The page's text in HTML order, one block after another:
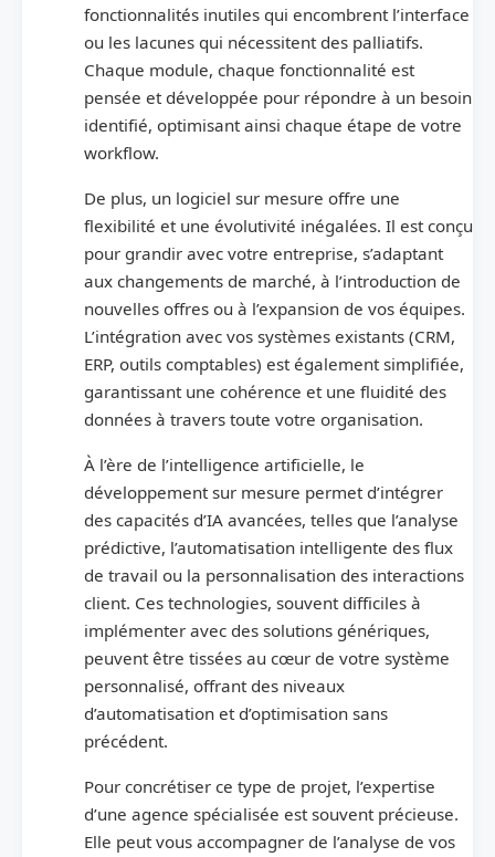
fonctionnalités inutiles qui encombrent l’interface
ou les lacunes qui nécessitent des palliatifs.
Chaque module, chaque fonctionnalité est
pensée et développée pour répondre à un besoin
identifié, optimisant ainsi chaque étape de votre
workflow.
De plus, un logiciel sur mesure offre une
flexibilité et une évolutivité inégalées. Il est conçu
pour grandir avec votre entreprise, s’adaptant
aux changements de marché, à l’introduction de
nouvelles offres ou à l’expansion de vos équipes.
L’intégration avec vos systèmes existants (CRM,
ERP, outils comptables) est également simplifiée,
garantissant une cohérence et une fluidité des
données à travers toute votre organisation.
À l’ère de l’intelligence artificielle, le
développement sur mesure permet d’intégrer
des capacités d’IA avancées, telles que l’analyse
prédictive, l’automatisation intelligente des flux
de travail ou la personnalisation des interactions
client. Ces technologies, souvent difficiles à
implémenter avec des solutions génériques,
peuvent être tissées au cœur de votre système
personnalisé, offrant des niveaux
d’automatisation et d’optimisation sans
précédent.
Pour concrétiser ce type de projet, l’expertise
d’une agence spécialisée est souvent précieuse.
Elle peut vous accompagner de l’analyse de vos